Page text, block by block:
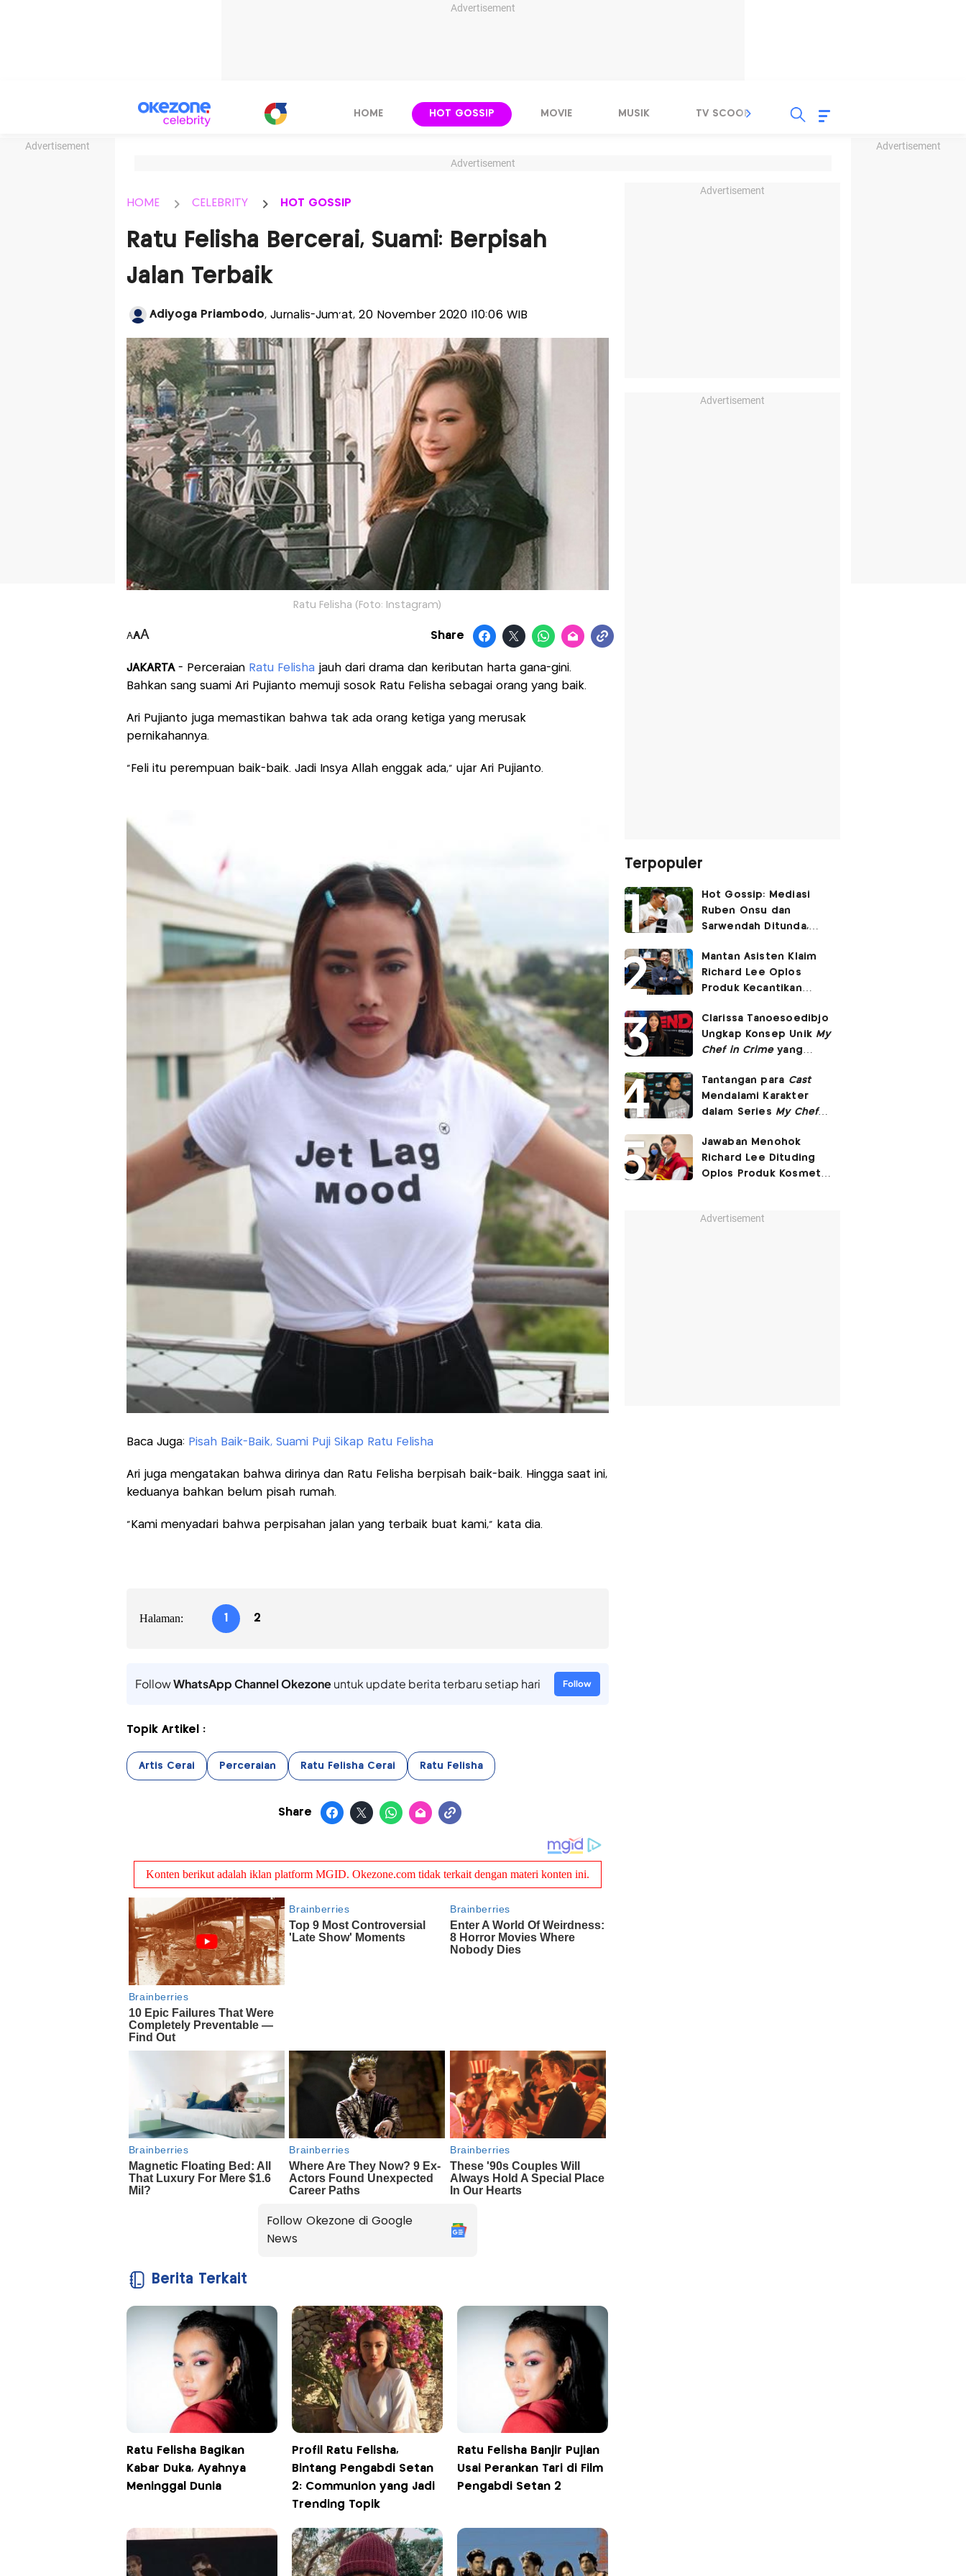
Advertisement
Advertisement Advertisement
HOME HOT GOSSIP MOVIE MUSIK TV SCOOP LIRIK
Advertisement
HOME CELEBRITY HOT GOSSIP
Ratu Felisha Bercerai, Suami: Berpisah
Jalan Terbaik
Adiyoga Priambodo, Jurnalis-Jum'at, 20 November 2020 |10:06 WIB
Ratu Felisha (Foto: Instagram)
AAA Share
JAKARTA - Perceraian Ratu Felisha jauh dari drama dan keributan harta gana-gini.
Bahkan sang suami Ari Pujianto memuji sosok Ratu Felisha sebagai orang yang baik.
Ari Pujianto juga memastikan bahwa tak ada orang ketiga yang merusak
pernikahannya.
“Feli itu perempuan baik-baik. Jadi Insya Allah enggak ada,” ujar Ari Pujianto.
Baca Juga: Pisah Baik-Baik, Suami Puji Sikap Ratu Felisha
Ari juga mengatakan bahwa dirinya dan Ratu Felisha berpisah baik-baik. Hingga saat ini,
keduanya bahkan belum pisah rumah.
“Kami menyadari bahwa perpisahan jalan yang terbaik buat kami,” kata dia.
Halaman: 1 2
FollowWhatsApp Channel Okezoneuntuk update berita terbaru setiap hari Follow
Topik Artikel :
Artis Cerai Perceraian Ratu Felisha Cerai Ratu Felisha
Share
Follow Okezone di Google
News
Berita Terkait
Ratu Felisha Bagikan
Kabar Duka, Ayahnya
Meninggal Dunia
Profil Ratu Felisha,
Bintang Pengabdi Setan
2: Communion yang Jadi
Trending Topik
Ratu Felisha Banjir Pujian
Usai Perankan Tari di Film
Pengabdi Setan 2
Advertisement
Advertisement
Terpopuler
Hot Gossip: Mediasi
Ruben Onsu dan
Sarwendah Ditunda,
Ketiga
Mantan Asisten Klaim
Richard Lee Oplos
Produk Kecantikan
ke Ani-Ani
Clarissa Tanoesoedibjo
Ungkap Konsep Unik My
Chef in Crimeyang
Lain
Tantangan para Cast
Mendalami Karakter
dalam Series My Chef in
Jawaban Menohok
Richard Lee Dituding
Oplos Produk Kosmetik
Advertisement